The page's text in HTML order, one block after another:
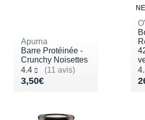
Apurna
Barre Protéinée -
Crunchy Noisettes
4.4
(11 avis)
Noté 4.4 sur 5
3,50€
Vendu 3,50€